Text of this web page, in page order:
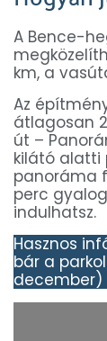
A Bence-
km, a
Az
átlagosan
út –
kilátó alatti
panoráma
perc
indulhatsz.
Hasznos
bár a
december)